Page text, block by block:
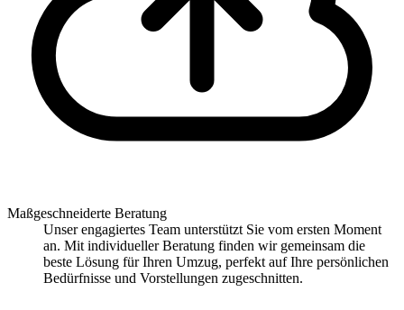
Maßgeschneiderte Beratung
Unser engagiertes Team unterstützt Sie vom ersten Moment
an. Mit individueller Beratung finden wir gemeinsam die
beste Lösung für Ihren Umzug, perfekt auf Ihre persönlichen
Bedürfnisse und Vorstellungen zugeschnitten.